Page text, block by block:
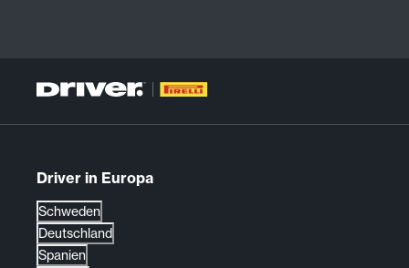
Driver in Europa
Schweden
Deutschland
Spanien